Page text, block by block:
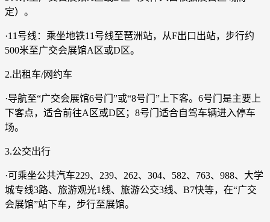
定）。
·11号线：乘坐地铁11号线至琶洲站，从F出口出站，步行约
500米至广交会展馆A区或D区。
2.出租车/网约车
·导航至“广交会展馆6号门”或“8号门”上下客。6号门是主要上
下客点，适合前往A区或D区；8号门适合自驾车辆进入停车
场。
3.公交出行
·可乘坐公共汽车229、239、262、304、582、763、988、大学
城专线3路、旅游观光1线、旅游公交3线、B7快等，在“广交
会展馆”站下车，步行至展馆。